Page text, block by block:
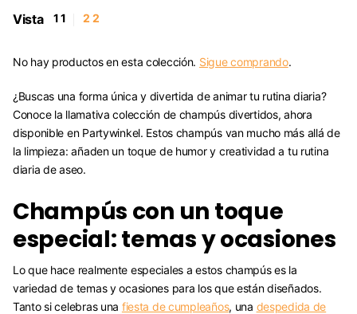
Vista 11 2 2
No hay productos en esta colección. Sigue comprando.
¿Buscas una forma única y divertida de animar tu rutina diaria?
Conoce la llamativa colección de champús divertidos, ahora
disponible en Partywinkel. Estos champús van mucho más allá de
la limpieza: añaden un toque de humor y creatividad a tu rutina
diaria de aseo.
Champús con un toque
especial: temas y ocasiones
Lo que hace realmente especiales a estos champús es la
variedad de temas y ocasiones para los que están diseñados.
Tanto si celebras una fiesta de cumpleaños, una despedida de